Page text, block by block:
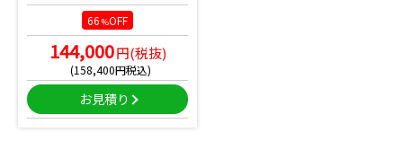
66 %OFF
144,000円(税抜)
(158,400円税込)
お見積り